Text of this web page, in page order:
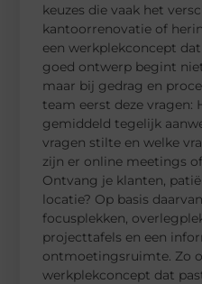
keuzes die vaak het
kantoorrenovatie of
een werkplekconcept
goed ontwerp begint
maar bij gedrag en
team eerst deze vragen:
gemiddeld tegelijk
vragen stilte en welke
zijn er online meetings
Ontvang je klanten,
locatie? Op basis
focusplekken,
projecttafels en een
ontmoetingsruimte. Zo
werkplekconcept dat